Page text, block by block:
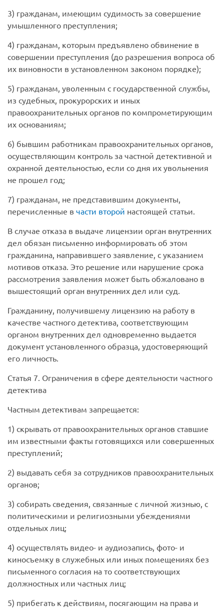
3) гражданам, имеющим судимость за совершение
умышленного преступления;
4) гражданам, которым предъявлено обвинение в
совершении преступления (до разрешения вопроса об
их виновности в установленном законом порядке);
5) гражданам, уволенным с государственной службы,
из судебных, прокурорских и иных
правоохранительных органов по компрометирующим
их основаниям;
6) бывшим работникам правоохранительных органов,
осуществляющим контроль за частной детективной и
охранной деятельностью, если со дня их увольнения
не прошел год;
7) гражданам, не представившим документы,
перечисленные в части второй настоящей статьи.
В случае отказа в выдаче лицензии орган внутренних
дел обязан письменно информировать об этом
гражданина, направившего заявление, с указанием
мотивов отказа. Это решение или нарушение срока
рассмотрения заявления может быть обжаловано в
вышестоящий орган внутренних дел или суд.
Гражданину, получившему лицензию на работу в
качестве частного детектива, соответствующим
органом внутренних дел одновременно выдается
документ установленного образца, удостоверяющий
его личность.
Статья 7. Ограничения в сфере деятельности частного
детектива
Частным детективам запрещается:
1) скрывать от правоохранительных органов ставшие
им известными факты готовящихся или совершенных
преступлений;
2) выдавать себя за сотрудников правоохранительных
органов;
3) собирать сведения, связанные с личной жизнью, с
политическими и религиозными убеждениями
отдельных лиц;
4) осуществлять видео- и аудиозапись, фото- и
киносъемку в служебных или иных помещениях без
письменного согласия на то соответствующих
должностных или частных лиц;
5) прибегать к действиям, посягающим на права и